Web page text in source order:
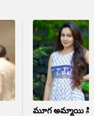
మూగ అమ్మాయి